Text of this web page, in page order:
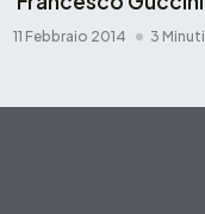
11 Febbraio 2014 3 Minuti